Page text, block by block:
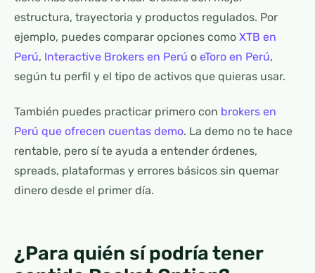
estructura, trayectoria y productos regulados. Por
ejemplo, puedes comparar opciones como XTB en
Perú, Interactive Brokers en Perú o eToro en Perú,
según tu perfil y el tipo de activos que quieras usar.
También puedes practicar primero con brokers en
Perú que ofrecen cuentas demo. La demo no te hace
rentable, pero sí te ayuda a entender órdenes,
spreads, plataformas y errores básicos sin quemar
dinero desde el primer día.
¿Para quién sí podría tener